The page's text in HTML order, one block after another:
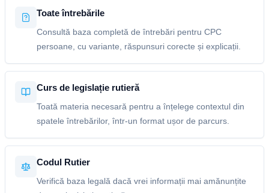
Toate întrebările
Consultă baza completă de întrebări pentru CPC
persoane, cu variante, răspunsuri corecte și explicații.
Curs de legislație rutieră
Toată materia necesară pentru a înțelege contextul din
spatele întrebărilor, într-un format ușor de parcurs.
Codul Rutier
Verifică baza legală dacă vrei informații mai amănunțite